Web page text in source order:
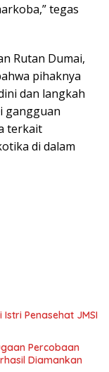
tegas
Rutan Dumai,
pihaknya
dan langkah
gangguan
terkait
di dalam
Penasehat JMSI
Percobaan
Diamankan